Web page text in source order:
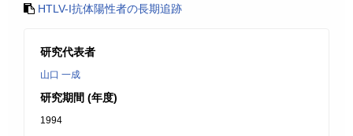
HTLV-I抗体陽性者の長期追跡
研究代表者
山口 一成
研究期間 (年度)
1994